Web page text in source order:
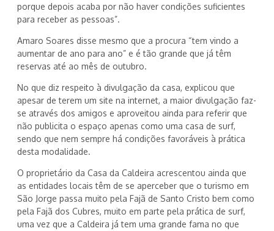
porque depois acaba por não haver condições suficientes
para receber as pessoas”.
Amaro Soares disse mesmo que a procura “tem vindo a
aumentar de ano para ano” e é tão grande que já têm
reservas até ao mês de outubro.
No que diz respeito à divulgação da casa, explicou que
apesar de terem um site na internet, a maior divulgação faz-
se através dos amigos e aproveitou ainda para referir que
não publicita o espaço apenas como uma casa de surf,
sendo que nem sempre há condições favoráveis à prática
desta modalidade.
O proprietário da Casa da Caldeira acrescentou ainda que
as entidades locais têm de se aperceber que o turismo em
São Jorge passa muito pela Fajã de Santo Cristo bem como
pela Fajã dos Cubres, muito em parte pela prática de surf,
uma vez que a Caldeira já tem uma grande fama no que